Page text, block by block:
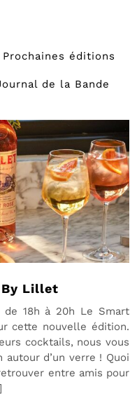
Prochaines éditions
de la Bande
Lillet
de 18h à 20h Le Smart
cette nouvelle édition.
cocktails, nous vous
autour d’un verre ! Quoi
entre amis pour